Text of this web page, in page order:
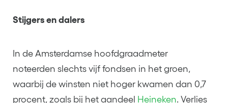
Stijgers en dalers
In de Amsterdamse hoofdgraadmeter
noteerden slechts vijf fondsen in het groen,
waarbij de winsten niet hoger kwamen dan 0,7
procent, zoals bij het aandeel Heineken. Verlies